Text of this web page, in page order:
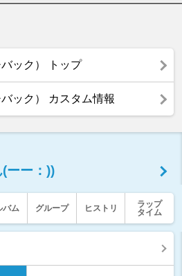
ック） トップ
ック） カスタム情報
ーー：))
バム グループ ヒストリ
ラップ
タイム